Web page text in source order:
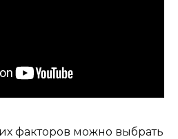
факторов можно выбрать